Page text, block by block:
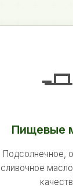
🧈
Пищевые
Подсолнечное,
сливочное